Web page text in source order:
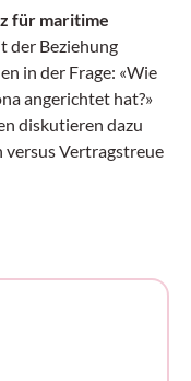
für maritime
der Beziehung
in der Frage: «Wie
angerichtet hat?»
diskutieren dazu
Vertragstreue